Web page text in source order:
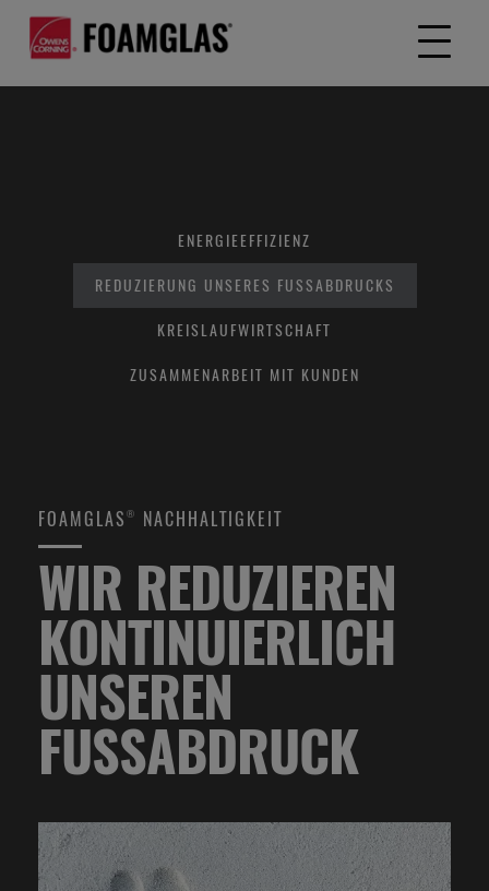
ENERGIEEFFIZIENZ
REDUZIERUNG UNSERES FUSSABDRUCKS
KREISLAUFWIRTSCHAFT
ZUSAMMENARBEIT MIT KUNDEN
FOAMGLAS® NACHHALTIGKEIT
WIR REDUZIEREN
KONTINUIERLICH
UNSEREN
FUSSABDRUCK